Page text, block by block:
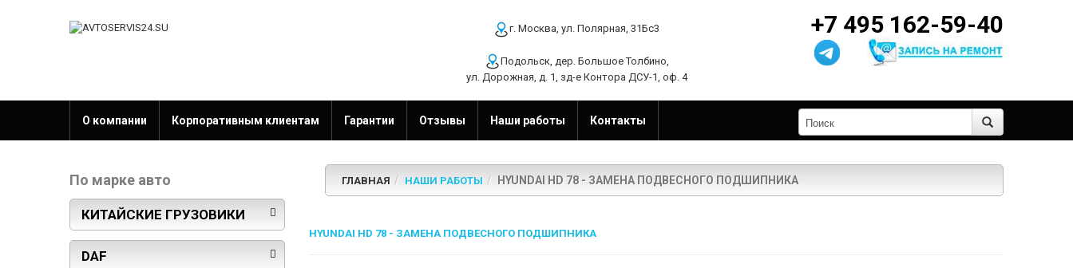
г. Москва, ул. Полярная, 31Бс3
Подольск, дер. Большое Толбино,
ул. Дорожная, д. 1, зд-е Контора ДСУ-1, оф. 4
+7 495 162-59-40
О компании Корпоративным клиентам Гарантии Отзывы Наши работы Контакты
По марке авто
КИТАЙСКИЕ ГРУЗОВИКИ
DAF
ГЛАВНАЯ НАШИ РАБОТЫ HYUNDAI HD 78 - ЗАМЕНА ПОДВЕСНОГО ПОДШИПНИКА
HYUNDAI HD 78 - ЗАМЕНА ПОДВЕСНОГО ПОДШИПНИКА